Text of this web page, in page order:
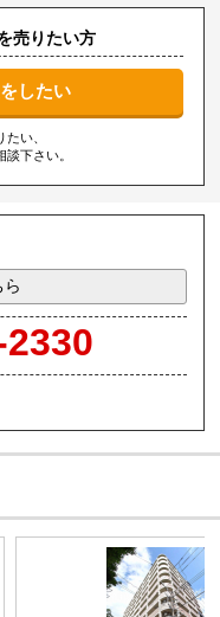
売りたい方
したい
い、
下さい。